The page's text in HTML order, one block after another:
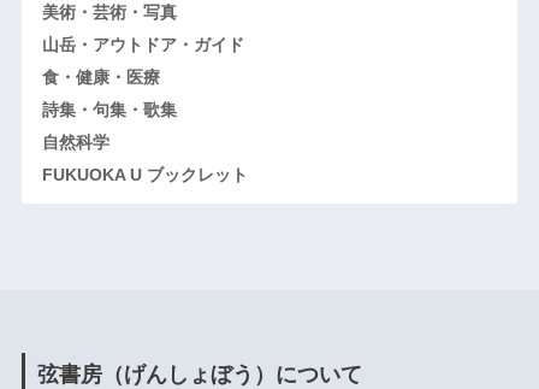
美術・芸術・写真
山岳・アウトドア・ガイド
食・健康・医療
詩集・句集・歌集
自然科学
FUKUOKA U ブックレット
弦書房（げんしょぼう）について